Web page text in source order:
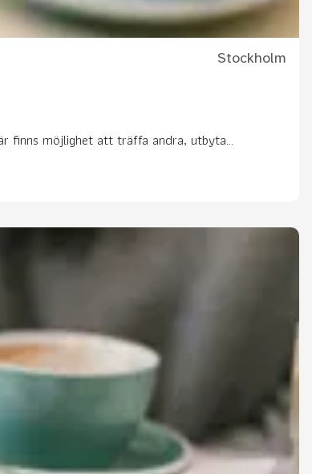
Stockholm
finns möjlighet att träffa andra, utbyta...